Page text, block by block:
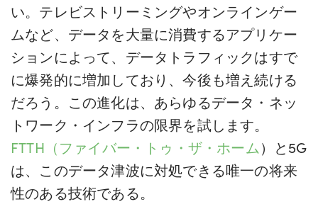
い。テレビストリーミングやオンラインゲー
ムなど、データを大量に消費するアプリケー
ションによって、データトラフィックはすで
に爆発的に増加しており、今後も増え続ける
だろう。この進化は、あらゆるデータ・ネッ
トワーク・インフラの限界を試します。
FTTH（ファイバー・トゥ・ザ・ホーム）と5G
は、このデータ津波に対処できる唯一の将来
性のある技術である。